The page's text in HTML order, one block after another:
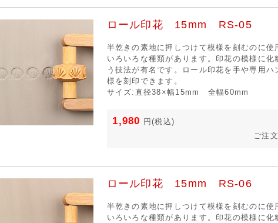
ロール印花 15mm RS-05
半乾きの素地に押しつけて模様を刻むのに
いろいろな種類があります。印花の模様に
う技法が有名です。ロール印花を手や専用
様を刻印できます。
サイズ:直径38×幅15mm 全幅60mm
1,980 円(税込)
ご注
ロール印花 15mm RS-06
半乾きの素地に押しつけて模様を刻むのに
いろいろな種類があります。印花の模様に